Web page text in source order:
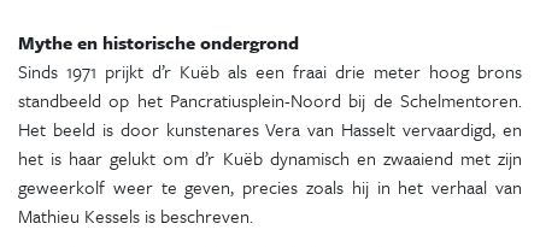
Mythe en historische ondergrond
Sinds 1971 prijkt d’r Kuëb als een fraai drie meter hoog brons
standbeeld op het Pancratiusplein-Noord bij de Schelmentoren.
Het beeld is door kunstenares Vera van Hasselt vervaardigd, en
het is haar gelukt om d’r Kuëb dynamisch en zwaaiend met zijn
geweerkolf weer te geven, precies zoals hij in het verhaal van
Mathieu Kessels is beschreven.